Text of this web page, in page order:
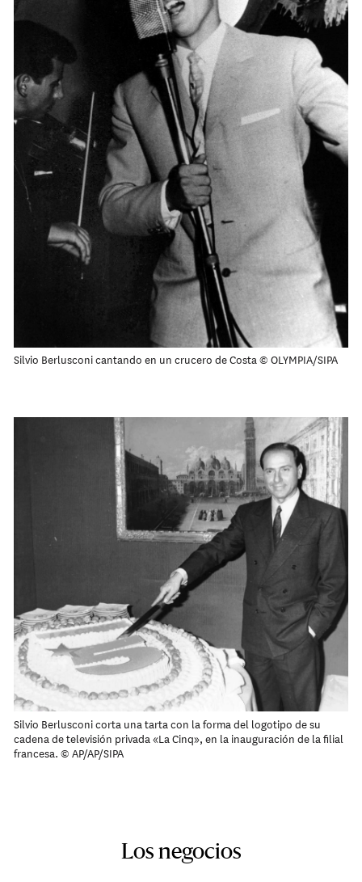
Silvio Berlusconi cantando en un crucero de Costa © OLYMPIA/SIPA
Silvio Berlusconi corta una tarta con la forma del logotipo de su
cadena de televisión privada «La Cinq», en la inauguración de la filial
francesa. © AP/AP/SIPA
Los negocios